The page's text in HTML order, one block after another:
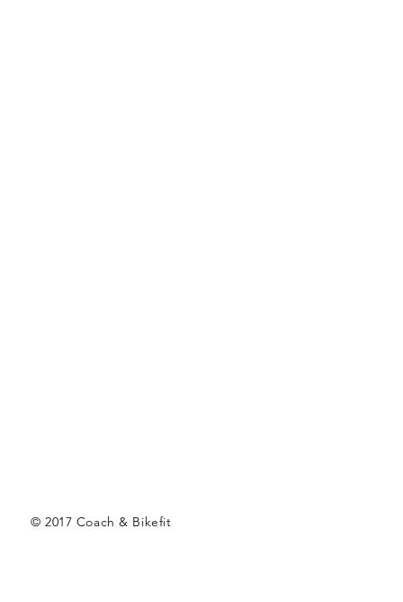
© 2017 Coach & Bikefit